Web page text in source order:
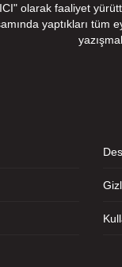
olarak faaliyet
yaptıkları